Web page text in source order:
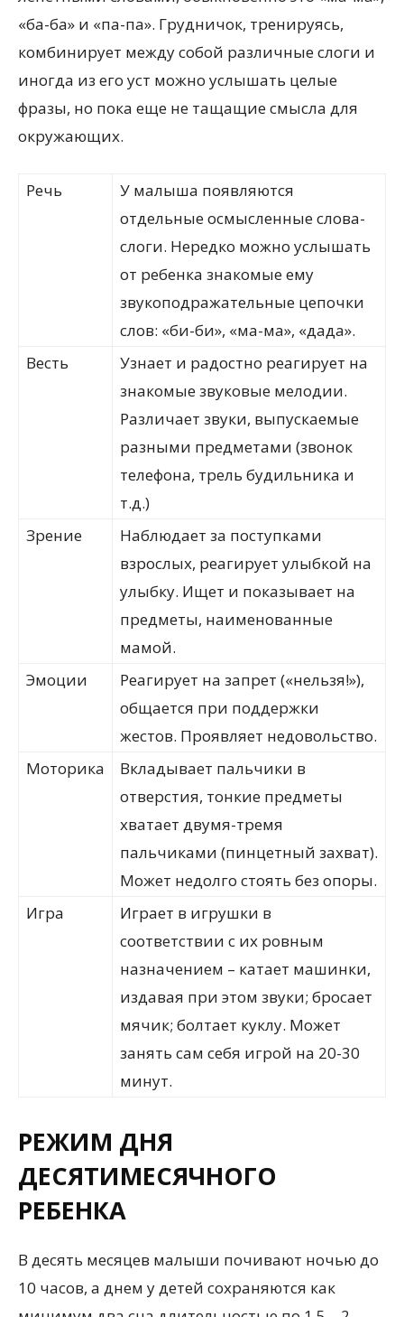
«ба-ба» и «па-па». Грудничок, тренируясь,
комбинирует между собой различные слоги и
иногда из его уст можно услышать целые
фразы, но пока еще не тащащие смысла для
окружающих.
Речь
У малыша появляются
отдельные осмысленные слова-
слоги. Нередко можно услышать
от ребенка знакомые ему
звукоподражательные цепочки
слов: «би-би», «ма-ма», «дада».
Весть
Узнает и радостно реагирует на
знакомые звуковые мелодии.
Различает звуки, выпускаемые
разными предметами (звонок
телефона, трель будильника и
т.д.)
Зрение
Наблюдает за поступками
взрослых, реагирует улыбкой на
улыбку. Ищет и показывает на
предметы, наименованные
мамой.
Эмоции
Реагирует на запрет («нельзя!»),
общается при поддержки
жестов. Проявляет недовольство.
Моторика
Вкладывает пальчики в
отверстия, тонкие предметы
хватает двумя-тремя
пальчиками (пинцетный захват).
Может недолго стоять без опоры.
Игра
Играет в игрушки в
соответствии с их ровным
назначением – катает машинки,
издавая при этом звуки; бросает
мячик; болтает куклу. Может
занять сам себя игрой на 20-30
минут.
РЕЖИМ ДНЯ
ДЕСЯТИМЕСЯЧНОГО
РЕБЕНКА
В десять месяцев малыши почивают ночью до
10 часов, а днем у детей сохраняются как